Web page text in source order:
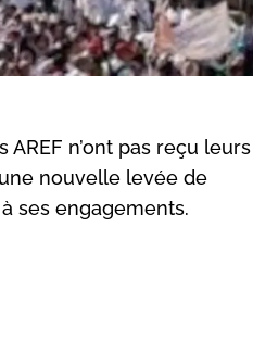
n’ont pas reçu leurs
nouvelle levée de
ses engagements.